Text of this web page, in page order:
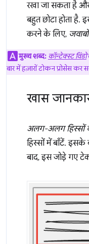
रखा जा सकता है और
बहुत छोटा होता
करने के लिए,
मुख्य शब्द: कॉन्टेक्स्ट विंडो
बार में हज़ारों टोकन प्रोसेस
खास
अलग-अलग हिस्सों
हिस्सों में बाँटें.
बाद, इस जोड़े गए